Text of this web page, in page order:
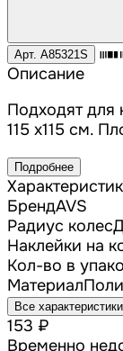
Арт. A85321S
Описание
Подходят для
115 х115 см.
Подробнее
БрендAVS
Радиус колес
Наклейки на
Кол-во в
Материал
Все характеристики
153 ₽
Временно